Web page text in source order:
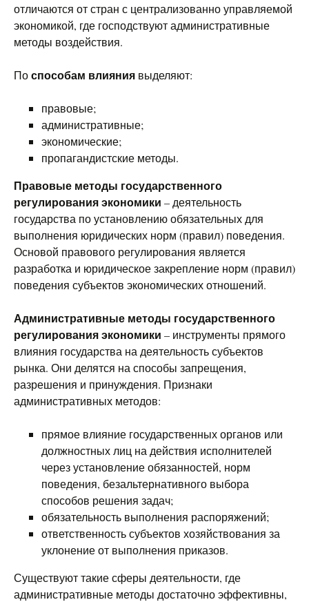
отличаются от стран с централизованно управляемой
экономикой, где господствуют административные
методы воздействия.
Поспособам влияния выделяют:
правовые;
административные;
экономические;
пропагандистские методы.
Правовые методы государственного
регулирования экономики – деятельность
государства по установлению обязательных для
выполнения юридических норм (правил) поведения.
Основой правового регулирования является
разработка и юридическое закрепление норм (правил)
поведения субъектов экономических отношений.
Административные методы государственного
регулирования экономики – инструменты прямого
влияния государства на деятельность субъектов
рынка. Они делятся на способы запрещения,
разрешения и принуждения. Признаки
административных методов:
прямое влияние государственных органов или
должностных лиц на действия исполнителей
через установление обязанностей, норм
поведения, безальтернативного выбора
способов решения задач;
обязательность выполнения распоряжений;
ответственность субъектов хозяйствования за
уклонение от выполнения приказов.
Существуют такие сферы деятельности, где
административные методы достаточно эффективны,